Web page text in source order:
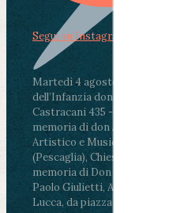
Martedì 4 agosto2026
ore
dell’Infanzia don Aldo Mei -
Castracani 435 -
memoria di don Aldo Mei
Artistico e Musicale “Passaglia”
(Pescaglia), Chiesa
memoria di Don Aldo Mei
Paolo Giulietti, Arcivescovo di
Lucca, da piazza San Michele
Segui su Instagram